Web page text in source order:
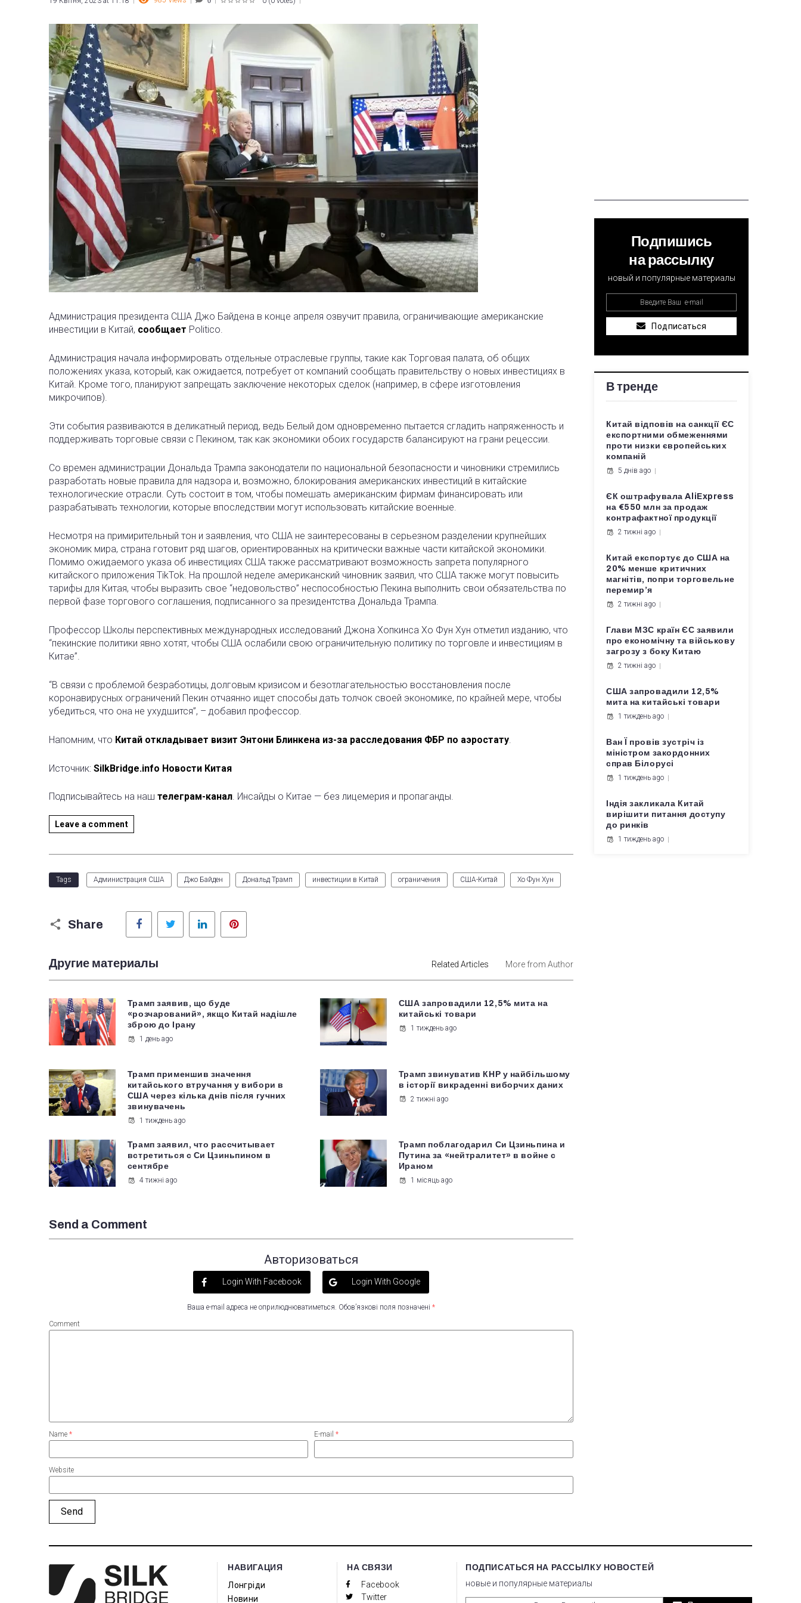
Администрация президента США Джо Байдена в конце апреля озвучит правила, ограничивающие американские
инвестиции в Китай, сообщает Politico.
Администрация начала информировать отдельные отраслевые группы, такие как Торговая палата, об общих
положениях указа, который, как ожидается, потребует от компаний сообщать правительству о новых инвестициях в
Китай. Кроме того, планируют запрещать заключение некоторых сделок (например, в сфере изготовления
микрочипов).
Эти события развиваются в деликатный период, ведь Белый дом одновременно пытается сгладить напряженность и
поддерживать торговые связи с Пекином, так как экономики обоих государств балансируют на грани рецессии.
Со времен администрации Дональда Трампа законодатели по национальной безопасности и чиновники стремились
разработать новые правила для надзора и, возможно, блокирования американских инвестиций в китайские
технологические отрасли. Суть состоит в том, чтобы помешать американским фирмам финансировать или
разрабатывать технологии, которые впоследствии могут использовать китайские военные.
Несмотря на примирительный тон и заявления, что США не заинтересованы в серьезном разделении крупнейших
экономик мира, страна готовит ряд шагов, ориентированных на критически важные части китайской экономики.
Помимо ожидаемого указа об инвестициях США также рассматривают возможность запрета популярного
китайского приложения TikTok. На прошлой неделе американский чиновник заявил, что США также могут повысить
тарифы для Китая, чтобы выразить свое “недовольство” неспособностью Пекина выполнить свои обязательства по
первой фазе торгового соглашения, подписанного за президентства Дональда Трампа.
Профессор Школы перспективных международных исследований Джона Хопкинса Хо Фун Хун отметил изданию, что
“пекинские политики явно хотят, чтобы США ослабили свою ограничительную политику по торговле и инвестициям в
Китае”.
“В связи с проблемой безработицы, долговым кризисом и безотлагательностью восстановления после
коронавирусных ограничений Пекин отчаянно ищет способы дать толчок своей экономике, по крайней мере, чтобы
убедиться, что она не ухудшится”, – добавил профессор.
Напомним, что Китай откладывает визит Энтони Блинкена из-за расследования ФБР по аэростату.
Источник: SilkBridge.info Новости Китая
Подписывайтесь на наш телеграм-канал. Инсайды о Китае — без лицемерия и пропаганды.
Leave a comment
Tags Администрация США Джо Байден Дональд Трамп инвестиции в Китай ограничения США-Китай Хо Фун Хун
Share
Facebook Twitter LinkedIn
Другие материалы Related Articles More from Author
Трамп заявив, що буде
«розчарований», якщо Китай надішле
зброю до Ірану
1 день ago
США запровадили 12,5% мита на
китайські товари
1 тиждень ago
Трамп применшив значення
китайського втручання у вибори в
США через кілька днів після гучних
звинувачень
1 тиждень ago
Трамп звинуватив КНР у найбільшому
в історії викраденні виборчих даних
2 тижні ago
Трамп заявил, что рассчитывает
встретиться с Си Цзиньпином в
сентябре
4 тижні ago
Трамп поблагодарил Си Цзиньпина и
Путина за «нейтралитет» в войне с
Ираном
1 місяць ago
Send a Comment
Авторизоваться
Login With Facebook Login With Google
Ваша e-mail адреса не оприлюднюватиметься. Обов’язкові поля позначені *
Comment
Name * E-mail *
Website
Подпишись
на рассылку
новый и популярные материалы
Подписаться
В тренде
Китай відповів на санкції ЄС
експортними обмеженнями
проти низки європейських
компаній
5 днів ago
ЄК оштрафувала AliExpress
на €550 млн за продаж
контрафактної продукції
2 тижні ago
Китай експортує до США на
20% менше критичних
магнітів, попри торговельне
перемир’я
2 тижні ago
Глави МЗС країн ЄС заявили
про економічну та військову
загрозу з боку Китаю
2 тижні ago
США запровадили 12,5%
мита на китайські товари
1 тиждень ago
Ван Ї провів зустріч із
міністром закордонних
справ Білорусі
1 тиждень ago
Індія закликала Китай
вирішити питання доступу
до ринків
1 тиждень ago
НАВИГАЦИЯ
Лонгріди
Новини
НА СВЯЗИ
Facebook
Twitter
ПОДПИСАТЬСЯ НА РАССЫЛКУ НОВОСТЕЙ
новые и популярные материалы